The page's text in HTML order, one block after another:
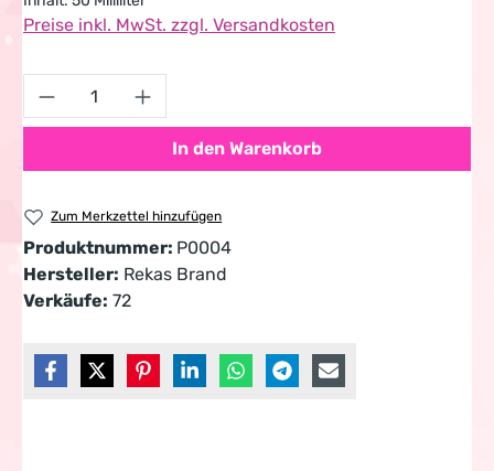
Preise inkl. MwSt. zzgl. Versandkosten
Produkt Anzahl: Gib den gewünschten
In den Warenkorb
Zum Merkzettel hinzufügen
Produktnummer: P0004
Hersteller: Rekas Brand
Verkäufe: 72